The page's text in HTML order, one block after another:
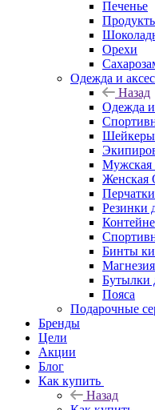
Печенье
Орехи
Одежда и
Назад
Одежда и
Шейкеры
Мужская
Женская
Перчатки
Резинки
Бинты
Бутылки
Пояса
Подарочные
Бренды
Цели
Акции
Блог
Как купить
Назад